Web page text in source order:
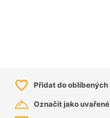
Přidat do oblíbených
Označit jako uvařené